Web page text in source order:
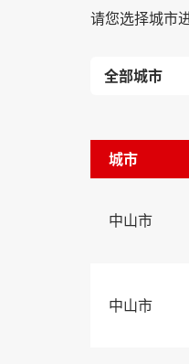
请您选择城市
城市
中山市
中山市